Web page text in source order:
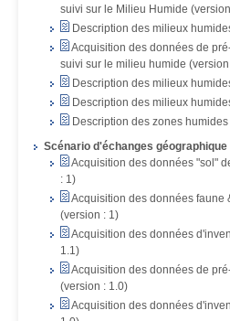
suivi sur le Milieu Humide
Description des milieux
Acquisition des données de
suivi sur le milieu humide
Description des milieux
Description des milieux
Description des zones
Scénario d'échanges géographique
Acquisition des données "sol"
: 1)
Acquisition des données faune
(version : 1)
Acquisition des données
1.1)
Acquisition des données de
(version : 1.0)
Acquisition des données